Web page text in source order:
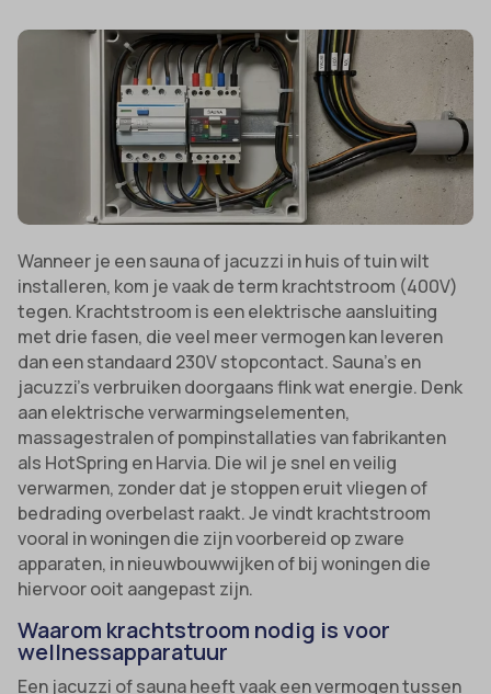
Wanneer je een sauna of jacuzzi in huis of tuin wilt
installeren, kom je vaak de term krachtstroom (400V)
tegen. Krachtstroom is een elektrische aansluiting
met drie fasen, die veel meer vermogen kan leveren
dan een standaard 230V stopcontact. Sauna’s en
jacuzzi’s verbruiken doorgaans flink wat energie. Denk
aan elektrische verwarmings­elementen,
massagestralen of pompinstallaties van fabrikanten
als HotSpring en Harvia. Die wil je snel en veilig
verwarmen, zonder dat je stoppen eruit vliegen of
bedrading over­belast raakt. Je vindt krachtstroom
vooral in woningen die zijn voorbereid op zware
apparaten, in nieuwbouwwijken of bij woningen die
hiervoor ooit aangepast zijn.
Waarom krachtstroom nodig is voor
wellnessapparatuur
Een jacuzzi of sauna heeft vaak een vermogen tussen